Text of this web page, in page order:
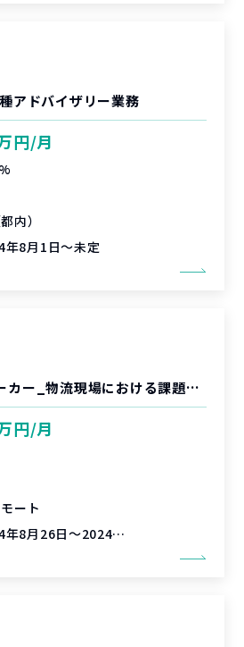
アドバイザリー業務
円/月
内）
年8月1日～未定
大手ヘルスケアメーカー_物流現場における課題調査
円/月
ート
8月26日～2024年9月30日